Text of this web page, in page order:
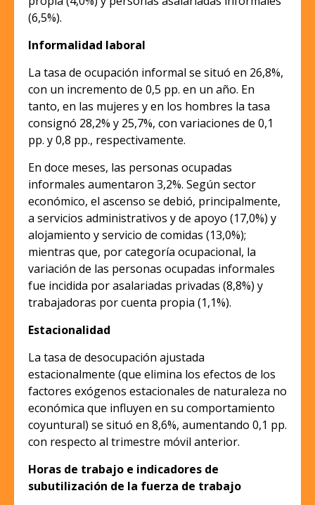
(6,5%).
Informalidad laboral
La tasa de ocupación informal se situó en 26,8%,
con un incremento de 0,5 pp. en un año. En
tanto, en las mujeres y en los hombres la tasa
consignó 28,2% y 25,7%, con variaciones de 0,1
pp. y 0,8 pp., respectivamente.
En doce meses, las personas ocupadas
informales aumentaron 3,2%. Según sector
económico, el ascenso se debió, principalmente,
a servicios administrativos y de apoyo (17,0%) y
alojamiento y servicio de comidas (13,0%);
mientras que, por categoría ocupacional, la
variación de las personas ocupadas informales
fue incidida por asalariadas privadas (8,8%) y
trabajadoras por cuenta propia (1,1%).
Estacionalidad
La tasa de desocupación ajustada
estacionalmente (que elimina los efectos de los
factores exógenos estacionales de naturaleza no
económica que influyen en su comportamiento
coyuntural) se situó en 8,6%, aumentando 0,1 pp.
con respecto al trimestre móvil anterior.
Horas de trabajo e indicadores de
subutilización de la fuerza de trabajo